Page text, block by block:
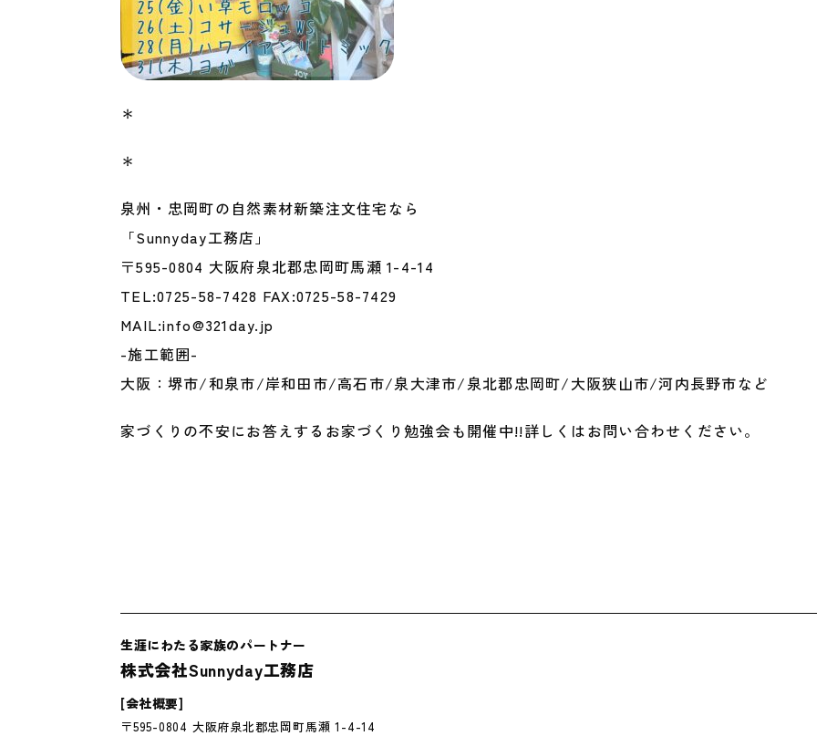
＊
＊
泉州・忠岡町の自然素材新築注文住宅なら
「Sunnyday工務店」
〒595-0804 大阪府泉北郡忠岡町馬瀬 1-4-14
TEL:0725-58-7428 FAX:0725-58-7429
MAIL:info@321day.jp
-施工範囲-
大阪：堺市/和泉市/岸和田市/高石市/泉大津市/泉北郡忠岡町/大阪狭山市/河内長野市など
家づくりの不安にお答えするお家づくり勉強会も開催中!!詳しくはお問い合わせください。
生涯にわたる家族のパートナー
株式会社Sunnyday工務店
[会社概要]
〒595-0804 大阪府泉北郡忠岡町馬瀬 1-4-14